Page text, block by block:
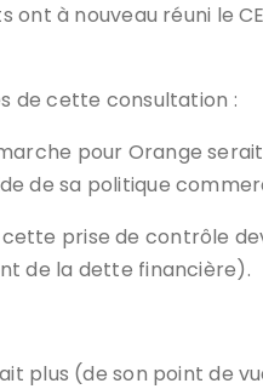
ont à nouveau réuni le
de cette consultation :
pour Orange
de sa politique
prise de contrôle
de la dette financière).
plus (de son point de